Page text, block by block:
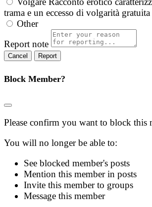
trama e un eccesso di volgarità
Other
Report note
Report
Block Member?
Please confirm you want to block this
You will no longer be able to:
See blocked member's posts
Mention this member in posts
Invite this member to groups
Message this member